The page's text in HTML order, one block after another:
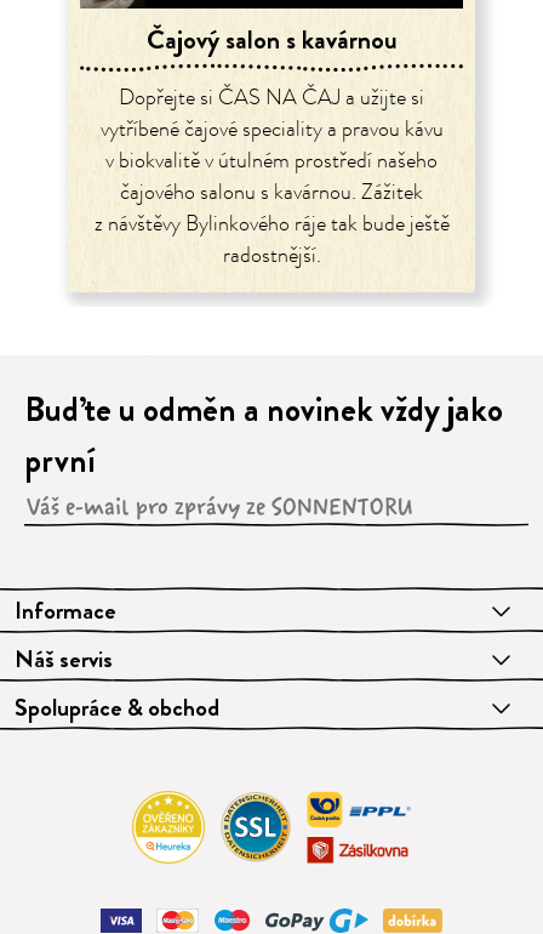
Čajový salon s kavárnou
Dopřejte si ČAS NA ČAJ a užijte si
vytříbené čajové speciality a pravou kávu
v biokvalitě v útulném prostředí našeho
čajového salonu s kavárnou. Zážitek
z návštěvy Bylinkového ráje tak bude ještě
radostnější.
Informace
Náš servis
Spolupráce & obchod
Buďte u odměn a novinek vždy jako
první